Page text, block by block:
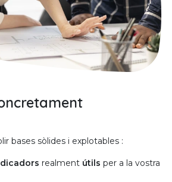
bases sòlides i explotables :
realment útils per a la vostra